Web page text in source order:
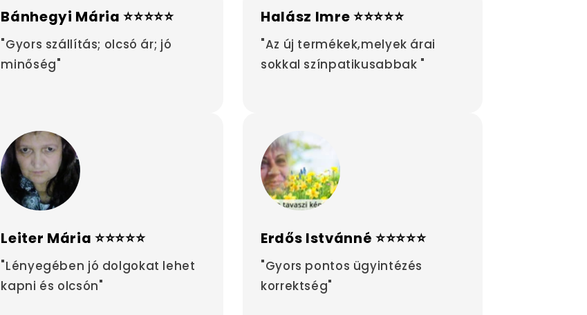
Bánhegyi Mária ⭐⭐⭐⭐⭐
"Gyors szállítás; olcsó ár; jó
minőség"
Halász Imre ⭐⭐⭐⭐⭐
"Az új termékek,melyek árai
sokkal színpatikusabbak "
Leiter Mária ⭐⭐⭐⭐⭐
"Lényegében jó dolgokat lehet
kapni és olcsón"
Erdős Istvánné ⭐⭐⭐⭐⭐
"Gyors pontos ügyintézés
korrektség"